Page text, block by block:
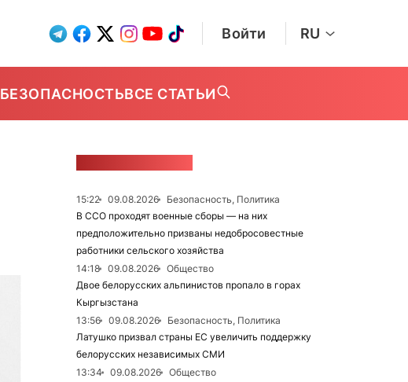
Войти RU
БЕЗОПАСНОСТЬВСЕ СТАТЬИ
15:22 09.08.2026
Безопасность, Политика
В ССО проходят военные сборы — на них
предположительно призваны недобросовестные
работники сельского хозяйства
14:18
09.08.2026
Общество
Двое белорусских альпинистов пропало в горах
Кыргызстана
13:56
09.08.2026
Безопасность, Политика
Латушко призвал страны ЕС увеличить поддержку
белорусских независимых СМИ
13:34
09.08.2026
Общество